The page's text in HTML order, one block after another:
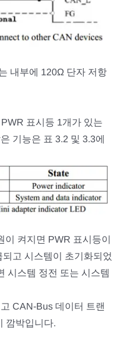
내부에 120Ω 단자 저항
표시등 1개가 있는
기능은 표 3.2 및 3.3에
켜지면 PWR 표시등이
고 시스템이 초기화되었
시스템 정전 또는 시스템
CAN-Bus 데이터 트랜
깜박입니다.